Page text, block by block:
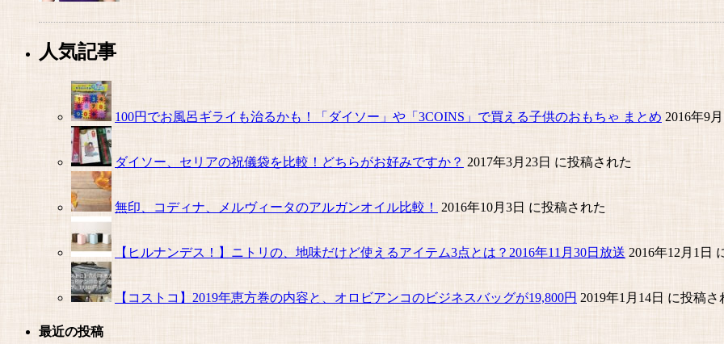
人気記事
100円でお風呂ギライも治るかも！「ダイソー」や「3COINS」で買える子供のおもちゃ まとめ 2016年9
ダイソー、セリアの祝儀袋を比較！どちらがお好みですか？ 2017年3月23日 に投稿された
無印、コディナ、メルヴィータのアルガンオイル比較！ 2016年10月3日 に投稿された
【ヒルナンデス！】ニトリの、地味だけど使えるアイテム3点とは？2016年11月30日放送 2016年12月1日
【コストコ】2019年恵方巻の内容と、オロビアンコのビジネスバッグが19,800円 2019年1月14日 に投稿さ
最近の投稿